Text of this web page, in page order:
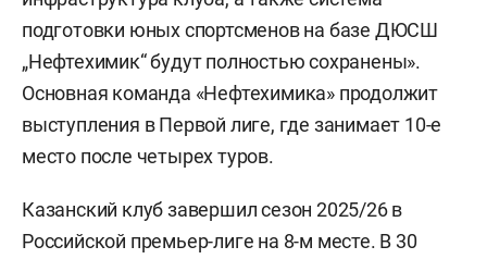
подготовки юных спортсменов на базе ДЮСШ
„Нефтехимик“ будут полностью сохранены».
Основная команда «Нефтехимика» продолжит
выступления в Первой лиге, где занимает 10-е
место после четырех туров.
Казанский клуб завершил сезон 2025/26 в
Российской премьер-лиге на 8-м месте. В 30